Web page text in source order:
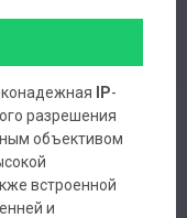
IP-
разрешения
объективом
встроенной
и